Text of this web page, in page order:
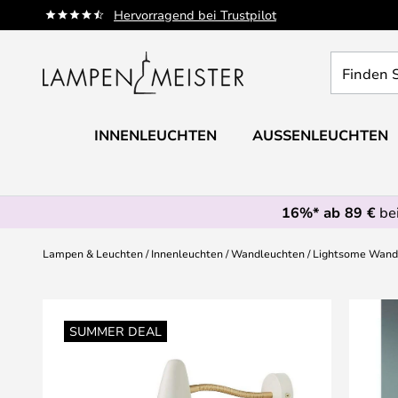
Hervorragend bei Trustpilot
Zum
Inhalt
Sie
Leuchte...
INNENLEUCHTEN AUSSENLEUCHTEN
16%* ab 89 €
Lampen & Leuchten Innenleuchten Wandleuchten Lightsome
SUMMER DEAL
Ende